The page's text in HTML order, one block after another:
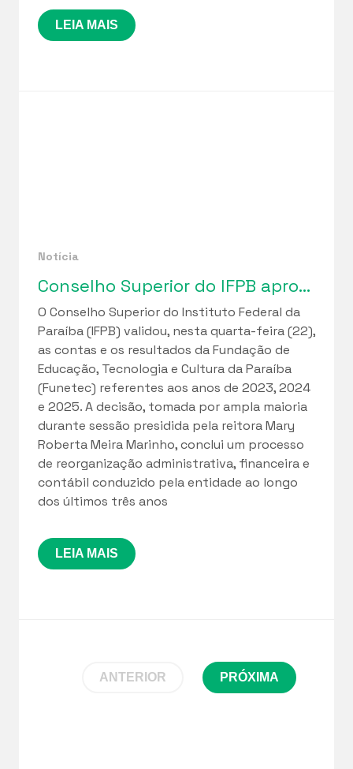
LEIA MAIS
Notícia
Conselho Superior do IFPB aprova relatórios de gestão da Funetec e ciclo de regularização fiscal iniciado em 2023
O Conselho Superior do Instituto Federal da
Paraíba (IFPB) validou, nesta quarta-feira (22),
as contas e os resultados da Fundação de
Educação, Tecnologia e Cultura da Paraíba
(Funetec) referentes aos anos de 2023, 2024
e 2025. A decisão, tomada por ampla maioria
durante sessão presidida pela reitora Mary
Roberta Meira Marinho, conclui um processo
de reorganização administrativa, financeira e
contábil conduzido pela entidade ao longo
dos últimos três anos
LEIA MAIS
ANTERIOR PRÓXIMA